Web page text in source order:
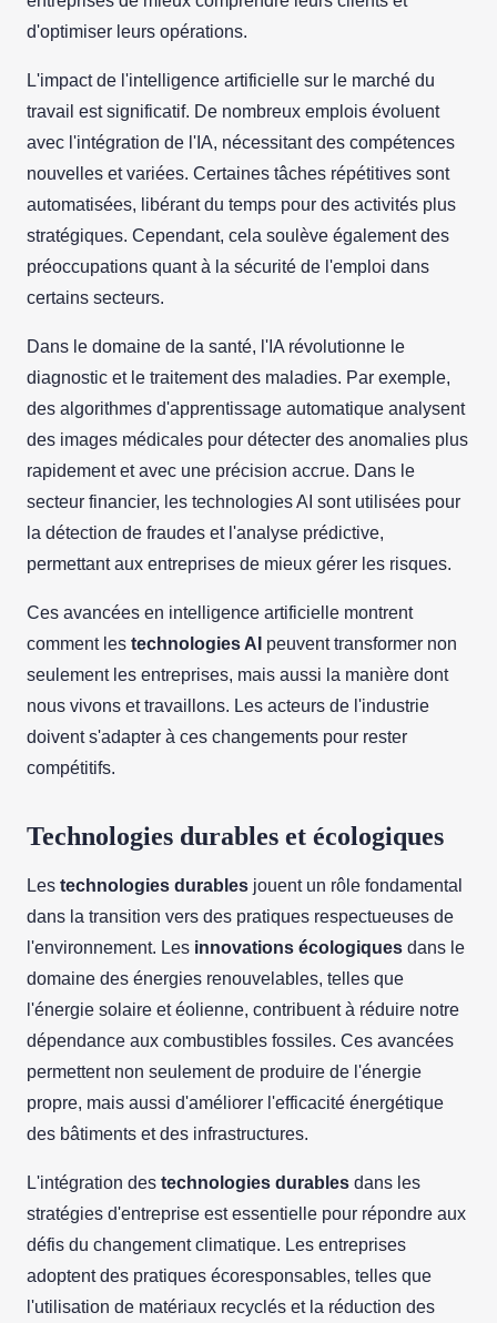
d'optimiser leurs opérations.
L'impact de l'intelligence artificielle sur le marché du
travail est significatif. De nombreux emplois évoluent
avec l'intégration de l'IA, nécessitant des compétences
nouvelles et variées. Certaines tâches répétitives sont
automatisées, libérant du temps pour des activités plus
stratégiques. Cependant, cela soulève également des
préoccupations quant à la sécurité de l'emploi dans
certains secteurs.
Dans le domaine de la santé, l'IA révolutionne le
diagnostic et le traitement des maladies. Par exemple,
des algorithmes d'apprentissage automatique analysent
des images médicales pour détecter des anomalies plus
rapidement et avec une précision accrue. Dans le
secteur financier, les technologies AI sont utilisées pour
la détection de fraudes et l'analyse prédictive,
permettant aux entreprises de mieux gérer les risques.
Ces avancées en intelligence artificielle montrent
comment les technologies AI peuvent transformer non
seulement les entreprises, mais aussi la manière dont
nous vivons et travaillons. Les acteurs de l'industrie
doivent s'adapter à ces changements pour rester
compétitifs.
Technologies durables et écologiques
Les technologies durables jouent un rôle fondamental
dans la transition vers des pratiques respectueuses de
l'environnement. Les innovations écologiques dans le
domaine des énergies renouvelables, telles que
l'énergie solaire et éolienne, contribuent à réduire notre
dépendance aux combustibles fossiles. Ces avancées
permettent non seulement de produire de l'énergie
propre, mais aussi d'améliorer l'efficacité énergétique
des bâtiments et des infrastructures.
L'intégration des technologies durables dans les
stratégies d'entreprise est essentielle pour répondre aux
défis du changement climatique. Les entreprises
adoptent des pratiques écoresponsables, telles que
l'utilisation de matériaux recyclés et la réduction des